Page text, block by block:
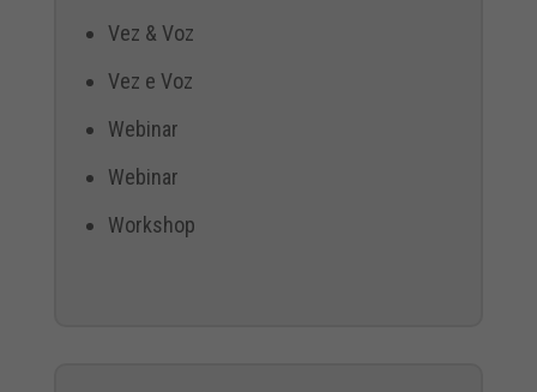
Vez & Voz
Vez e Voz
Webinar
Webinar
Workshop